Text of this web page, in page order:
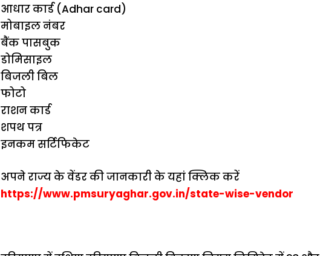
आधार कार्ड (Adhar card)
मोबाइल नंबर
बैंक पासबुक
डोमिसाइल
बिजली बिल
फोटो
राशन कार्ड
शपथ पत्र
इनकम सर्टिफिकेट
अपने राज्य के वेंडर की जानकारी के यहां क्लिक करें
https://www.pmsuryaghar.gov.in/state-wise-vendor